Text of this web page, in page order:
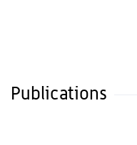
Publications